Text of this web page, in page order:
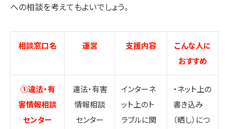
への相談を考えてもよいでしょう。
相談窓口名 運営 支援内容
こんな人に
おすすめ
①違法・有
害情報相談
センター
違法・有害
情報相談
センター
インターネ
ット上のト
ラブルに関
・ネット上の
書き込み
（晒し）につ